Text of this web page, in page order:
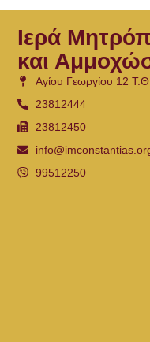
Ιερά
και
Αγίου Γεωργίου 12
23812444
23812450
99512250